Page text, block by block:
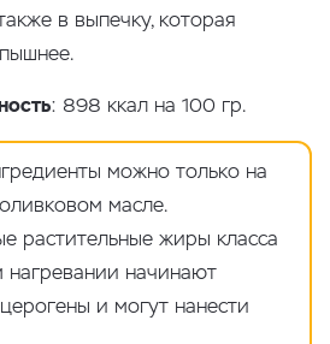
в выпечку, которая
: 898 ккал на 100 гр.
можно только на
масле.
растительные жиры класса
начинают
и могут нанести